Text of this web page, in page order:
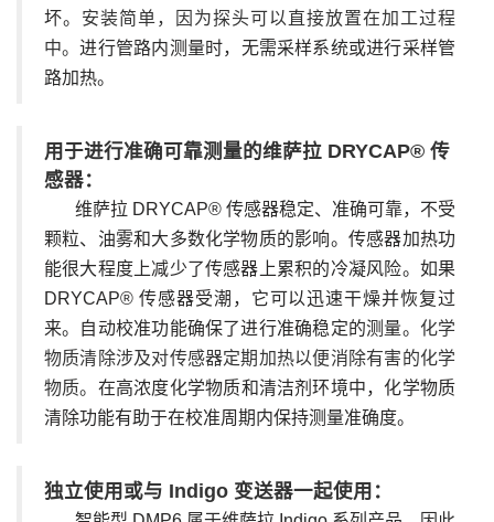
坏。 安装简单，因为探头可以直接放置在加工过程
中。进行管路内测量时，无需采样系统或进行采样管
路加热。
用于进行准确可靠测量的维萨拉 DRYCAP® 传
感器：
维萨拉 DRYCAP® 传感器稳定、准确可靠，不受
颗粒、油雾和大多数化学物质的影响。传感器加热功
能很大程度上减少了传感器上累积的冷凝风险。如果
DRYCAP® 传感器受潮，它可以迅速干燥并恢复过
来。自动校准功能确保了进行准确稳定的测量。 化学
物质清除涉及对传感器定期加热以便消除有害的化学
物质。 在高浓度化学物质和清洁剂环境中，化学物质
清除功能有助于在校准周期内保持测量准确度。
独立使用或与 Indigo 变送器一起使用：